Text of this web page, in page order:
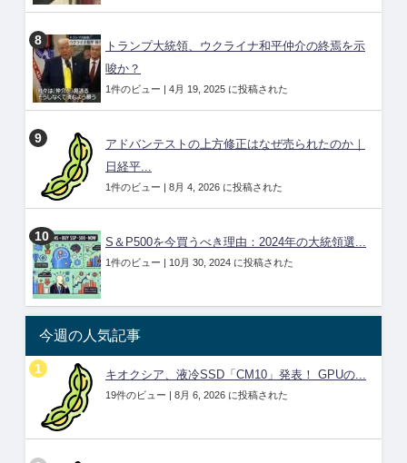
トランプ大統領、ウクライナ和平仲介の終焉を示
唆か？
1件のビュー | 4月 19, 2025 に投稿された
アドバンテストの上方修正はなぜ売られたのか｜
日経平...
1件のビュー | 8月 4, 2026 に投稿された
S＆P500を今買うべき理由：2024年の大統領選...
1件のビュー | 10月 30, 2024 に投稿された
今週の人気記事
キオクシア、液冷SSD「CM10」発表！ GPUの...
19件のビュー | 8月 6, 2026 に投稿された